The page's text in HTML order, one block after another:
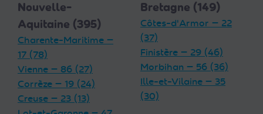
Nouvelle-
Aquitaine (395)
Charente-Maritime —
17 (78)
Vienne — 86 (27)
Corrèze — 19 (24)
Creuse — 23 (13)
Bretagne (149)
Côtes-d'Armor — 22
(37)
Finistère — 29 (46)
Morbihan — 56 (36)
Ille-et-Vilaine — 35
(30)